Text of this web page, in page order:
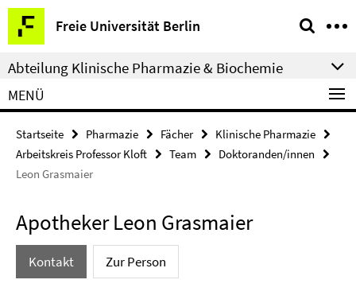
Springe
direkt
zu
Inhalt
Freie Universität Berlin
Service-
Navigation
Abteilung Klinische Pharmazie & Biochemie
MENÜ
Startseite Pharmazie Fächer
Klinische Pharmazie
Arbeitskreis Professor Kloft
Team
Doktoranden/innen
Leon Grasmaier
Apotheker Leon Grasmaier
Kontakt Zur Person